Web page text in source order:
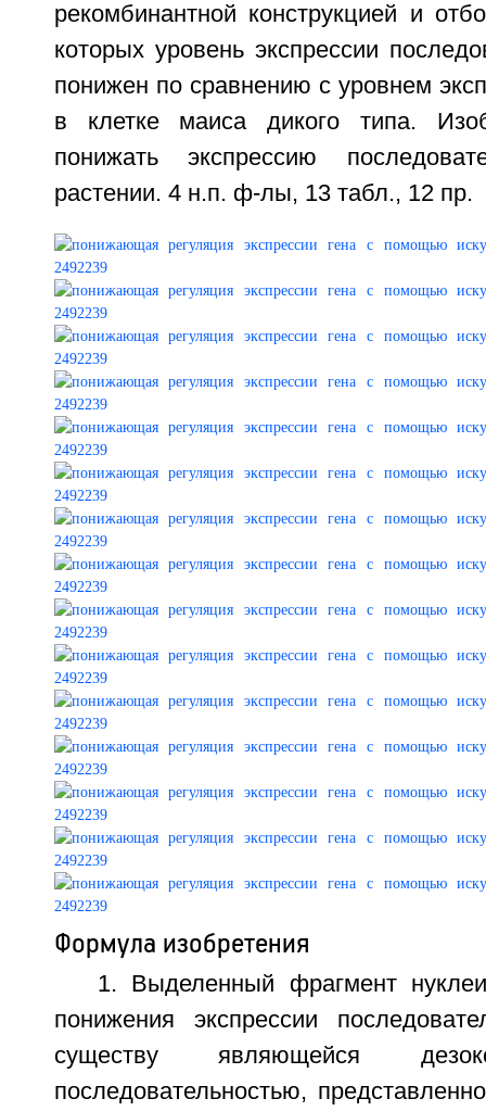
рекомбинантной конструкцией и
которых уровень экспрессии
понижен по сравнению с уровнем
в клетке маиса дикого типа.
понижать экспрессию
растении. 4 н.п. ф-лы, 13 табл., 12 пр.
Формула изобретения
1. Выделенный фрагмент
понижения экспрессии
существу являющейся
последовательностью,